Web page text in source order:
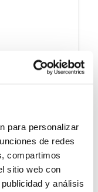
para personalizar
de redes
compartimos
sitio web con
y análisis